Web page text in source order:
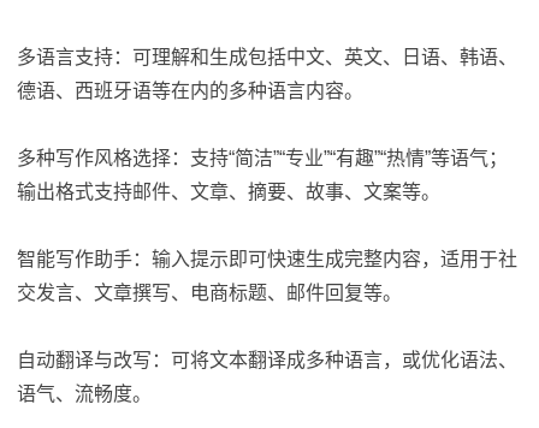
多语言支持：可理解和生成包括中文、英文、日语、韩语、
德语、西班牙语等在内的多种语言内容。
多种写作风格选择：支持“简洁”“专业”“有趣”“热情”等语气；
输出格式支持邮件、文章、摘要、故事、文案等。
智能写作助手：输入提示即可快速生成完整内容，适用于社
交发言、文章撰写、电商标题、邮件回复等。
自动翻译与改写：可将文本翻译成多种语言，或优化语法、
语气、流畅度。